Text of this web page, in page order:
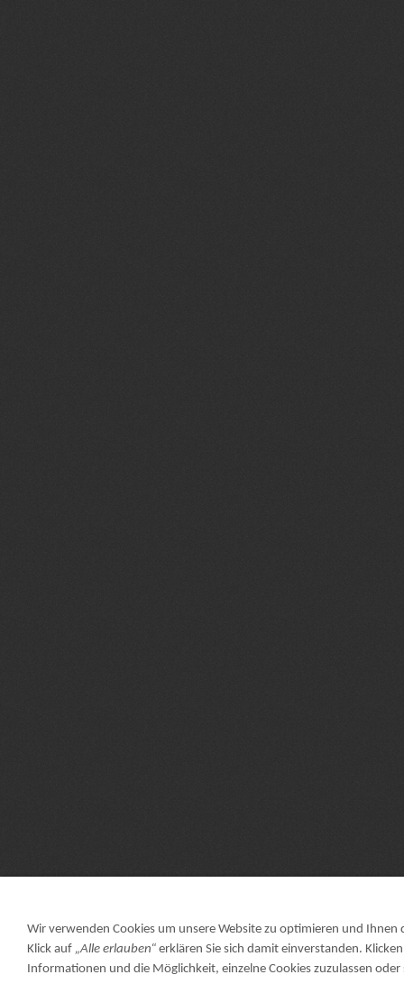
Wir verwenden Cookies um unsere Website zu optimieren und Ihnen
Klick auf „Alle erlauben“ erklären Sie sich damit einverstanden.
Informationen und die Möglichkeit, einzelne Cookies zuzulassen oder